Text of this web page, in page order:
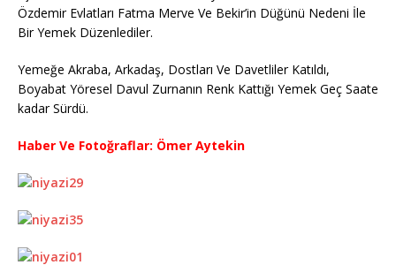
Özdemir Evlatları Fatma Merve Ve Bekir’in Düğünü Nedeni İle
Bir Yemek Düzenlediler.
Yemeğe Akraba, Arkadaş, Dostları Ve Davetliler Katıldı,
Boyabat Yöresel Davul Zurnanın Renk Kattığı Yemek Geç Saate
kadar Sürdü.
Haber Ve Fotoğraflar: Ömer Aytekin